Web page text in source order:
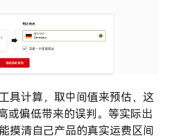
具计算，取中间值来预估，这
或偏低带来的误判。等实际出
摸清自己产品的真实运费区间